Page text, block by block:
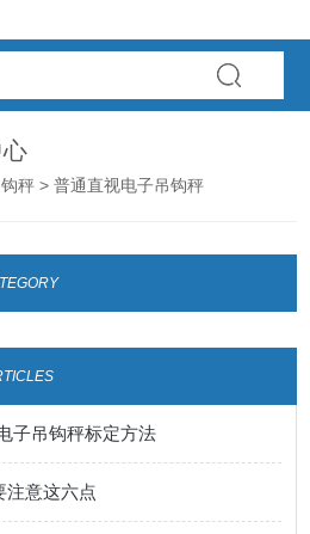
秤 > 普通直视电子吊钩秤
子吊钩秤标定方法
注意这六点